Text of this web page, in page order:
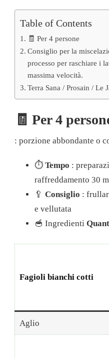
Table of Contents
🧾 Per 4 persone
Consiglio per la
processo per raschiare i
massima velocità.
Terra Sana / Prosain / Le
🧾 Per 4
: porzione abbondante o
⏱️ Tempo :
raffreddamento 30
🥄 Consiglio :
e vellutata
🥣 Ingredienti
Fagioli bianchi cotti
Aglio